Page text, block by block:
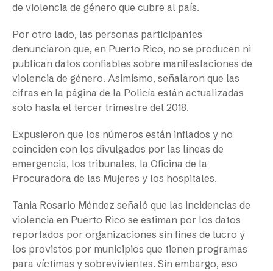
de violencia de género que cubre al país.
Por otro lado, las personas participantes
denunciaron que, en Puerto Rico, no se producen ni
publican datos confiables sobre manifestaciones de
violencia de género. Asimismo, señalaron que las
cifras en la página de la Policía están actualizadas
solo hasta el tercer trimestre del 2018.
Expusieron que los números están inflados y no
coinciden con los divulgados por las líneas de
emergencia, los tribunales, la Oficina de la
Procuradora de las Mujeres y los hospitales.
Tania Rosario Méndez señaló que las incidencias de
violencia en Puerto Rico se estiman por los datos
reportados por organizaciones sin fines de lucro y
los provistos por municipios que tienen programas
para víctimas y sobrevivientes. Sin embargo, eso